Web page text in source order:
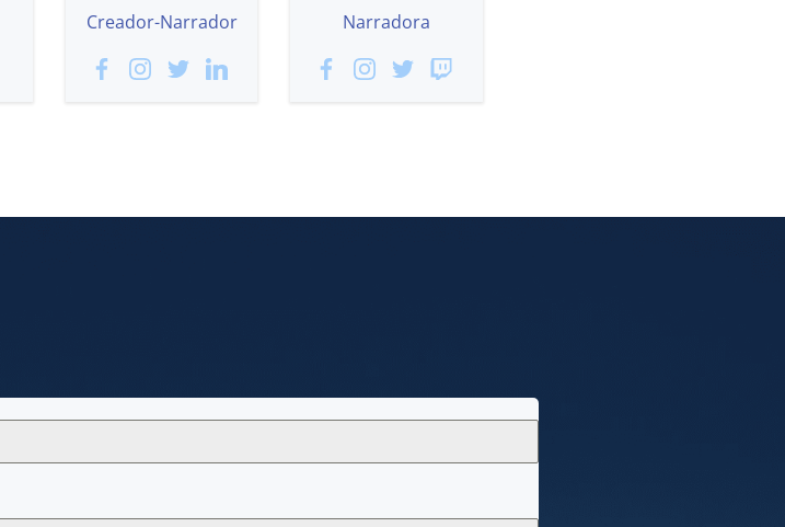
Creador-Narrador Narradora